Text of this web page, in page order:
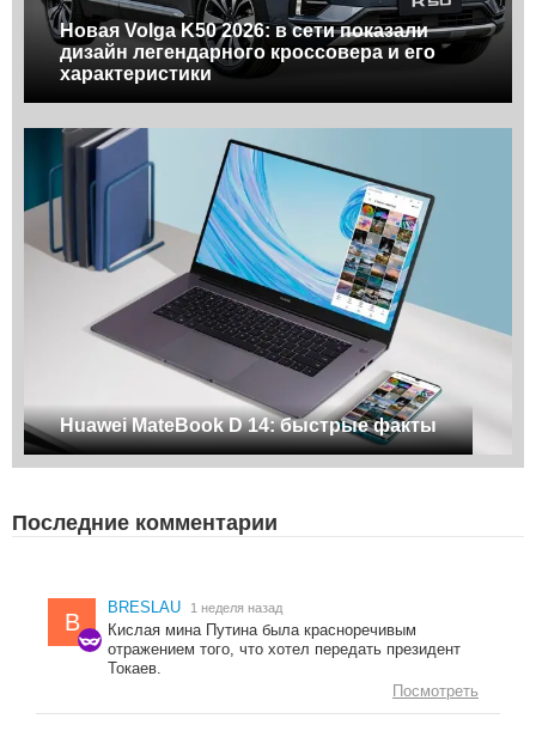
Новая Volga K50 2026: в сети показали
дизайн легендарного кроссовера и его
характеристики
Huawei MateBook D 14: быстрые факты
Последние комментарии
B
BRESLAU 1 неделя назад
Кислая мина Путина была красноречивым
отражением того, что хотел передать президент
Токаев.
Посмотреть